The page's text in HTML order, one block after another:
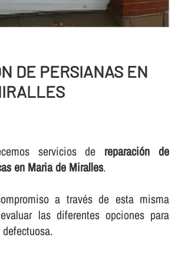
DE PERSIANAS EN
servicios de reparación de
en Maria de Miralles.
a través de esta misma
las diferentes opciones para